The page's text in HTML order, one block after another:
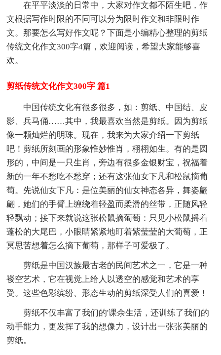
在平平淡淡的日常中，大家对作文都不陌生吧，作
文根据写作时限的不同可以分为限时作文和非限时作
文。那要怎么写好作文呢？下面是小编精心整理的剪纸
传统文化作文300字4篇，欢迎阅读，希望大家能够喜
欢。
剪纸传统文化作文300字 篇1
中国传统文化有很多很多，如：剪纸、中国结、皮
影、兵马俑……其中，我最喜欢当然是剪纸。因为剪纸
像一颗灿烂的明珠。现在，我来为大家介绍一下剪纸
吧！剪纸所刻画的形象惟妙惟肖，栩栩如生。有的是圆
形的，中间是一只生肖，旁边有很多金银财宝，祝福着
新的一年不愁吃不愁穿；还有这张仙女下凡和松鼠摘葡
萄。先说仙女下凡：是位美丽的仙女神态各异，舞姿翩
翩，她们的手臂上缠绕着轻盈而柔滑的丝带，正随风轻
轻飘动；接下来就说这张松鼠摘葡萄：只见小松鼠摇着
蓬松的大尾巴，小眼睛紧紧地盯着紫莹莹的大葡萄，正
冥思苦想着怎么摘下葡萄，那样子可爱极了。
剪纸是中国汉族最古老的民间艺术之一，它是一种
褛空艺术，它在视觉上给人以透空的感觉和艺术的享
受。这些色彩缤纷、形态生动的剪纸深受人们的喜爱！
剪纸不仅丰富了我们的'课余生活，还训练了我们的
动手能力，更发挥了我的想像力，设计出一张张美丽的
剪纸。